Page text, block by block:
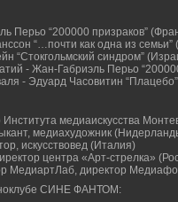
Перьо “200000 призраков”
“…почти как одна из
“Стокгольмский синдром”
- Жан-Габриэль Перьо
- Эдуард Часовитин
Института медиаискусства
медиахудожник
искусствовед (Италия)
центра «Арт-стрелка»
МедиартЛаб, директор
СИНЕ ФАНТОМ: